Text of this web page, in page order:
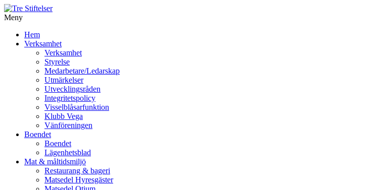
Meny
vidare
Hem
Verksamhet
Verksamhet
Styrelse
Medarbetare/Ledarskap
Utmärkelser
Utvecklingsråden
Integritetspolicy
Visselblåsarfunktion
Klubb Vega
Vänföreningen
Boendet
Boendet
Lägenhetsblad
Mat & måltidsmiljö
Restaurang & bageri
Matsedel Hyresgäster